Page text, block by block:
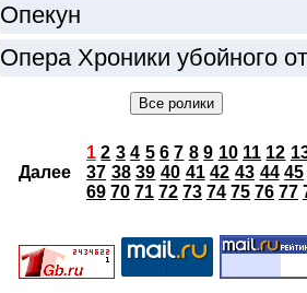
Опекун
Опера Хроники убойного
Далее
1 2 3 4 5 6 7 8 9 10 11 12
37 38 39 40 41 42 43 44 45
69 70 71 72 73 74 75 76 77